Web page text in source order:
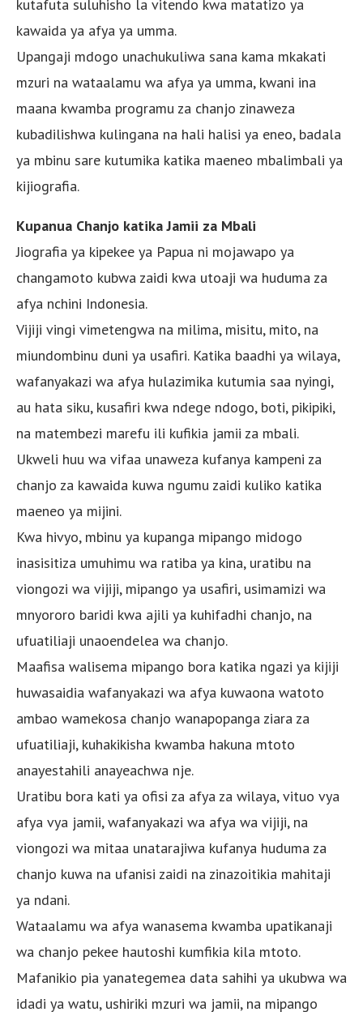
kutafuta suluhisho la vitendo kwa matatizo ya
kawaida ya afya ya umma.
Upangaji mdogo unachukuliwa sana kama mkakati
mzuri na wataalamu wa afya ya umma, kwani ina
maana kwamba programu za chanjo zinaweza
kubadilishwa kulingana na hali halisi ya eneo, badala
ya mbinu sare kutumika katika maeneo mbalimbali ya
kijiografia.
Kupanua Chanjo katika Jamii za Mbali
Jiografia ya kipekee ya Papua ni mojawapo ya
changamoto kubwa zaidi kwa utoaji wa huduma za
afya nchini Indonesia.
Vijiji vingi vimetengwa na milima, misitu, mito, na
miundombinu duni ya usafiri. Katika baadhi ya wilaya,
wafanyakazi wa afya hulazimika kutumia saa nyingi,
au hata siku, kusafiri kwa ndege ndogo, boti, pikipiki,
na matembezi marefu ili kufikia jamii za mbali.
Ukweli huu wa vifaa unaweza kufanya kampeni za
chanjo za kawaida kuwa ngumu zaidi kuliko katika
maeneo ya mijini.
Kwa hivyo, mbinu ya kupanga mipango midogo
inasisitiza umuhimu wa ratiba ya kina, uratibu na
viongozi wa vijiji, mipango ya usafiri, usimamizi wa
mnyororo baridi kwa ajili ya kuhifadhi chanjo, na
ufuatiliaji unaoendelea wa chanjo.
Maafisa walisema mipango bora katika ngazi ya kijiji
huwasaidia wafanyakazi wa afya kuwaona watoto
ambao wamekosa chanjo wanapopanga ziara za
ufuatiliaji, kuhakikisha kwamba hakuna mtoto
anayestahili anayeachwa nje.
Uratibu bora kati ya ofisi za afya za wilaya, vituo vya
afya vya jamii, wafanyakazi wa afya wa vijiji, na
viongozi wa mitaa unatarajiwa kufanya huduma za
chanjo kuwa na ufanisi zaidi na zinazoitikia mahitaji
ya ndani.
Wataalamu wa afya wanasema kwamba upatikanaji
wa chanjo pekee hautoshi kumfikia kila mtoto.
Mafanikio pia yanategemea data sahihi ya ukubwa wa
idadi ya watu, ushiriki mzuri wa jamii, na mipango